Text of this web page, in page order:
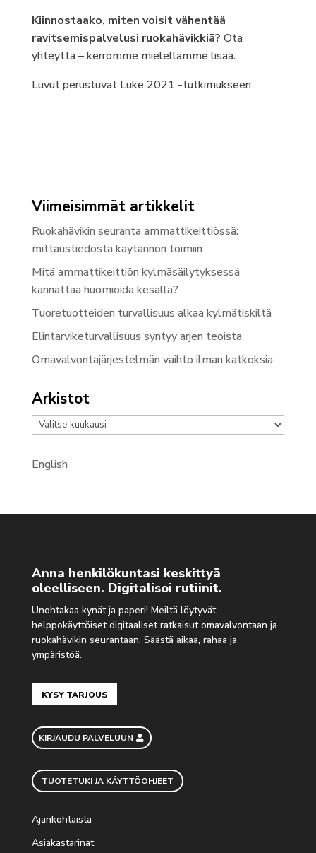
Kiinnostaako, miten voisit vähentää
ravitsemispalvelusi ruokahävikkiä? Ota
yhteyttä – kerromme mielellämme lisää.
Luvut perustuvat Luke 2021 -tutkimukseen
Viimeisimmät artikkelit
Ruokahävikin seuranta ammattikeittiössä:
mittaustiedosta käytännön toimiin
Mitä ammattikeittiön kylmäsäilytyksessä
kannattaa huomioida kesällä?
Tuoretuotteiden turvallisuus alkaa kylmätiskiltä
Elintarviketurvallisuus syntyy arjen teoista
Omavalvontajärjestelmän vaihto ilman katkoksia
Arkistot
Arkistot
English
Anna henkilökuntasi keskittyä
oleelliseen. Digitalisoi rutiinit.
Unohtakaa kynät ja paperi! Meiltä löytyvät
helppokäyttöiset digitaaliset ratkaisut omavalvontaan ja
ruokahävikin seurantaan. Säästä aikaa, rahaa ja
ympäristöä.
KYSY TARJOUS
KIRJAUDU PALVELUUN
TUOTETUKI JA KÄYTTÖOHJEET
Ajankohtaista
Asiakastarinat